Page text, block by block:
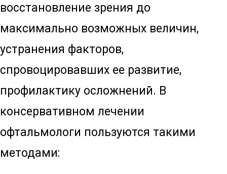
восстановление зрения до
максимально возможных величин,
устранения факторов,
спровоцировавших ее развитие,
профилактику осложнений. В
консервативном лечении
офтальмологи пользуются такими
методами: